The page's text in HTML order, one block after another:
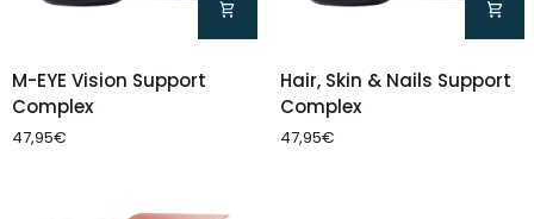
M-
EYE
Vision
Support
M-EYE Vision Support
Complex
47,95€
Hair,
Skin
Nails
Hair, Skin & Nails Support
Complex
47,95€